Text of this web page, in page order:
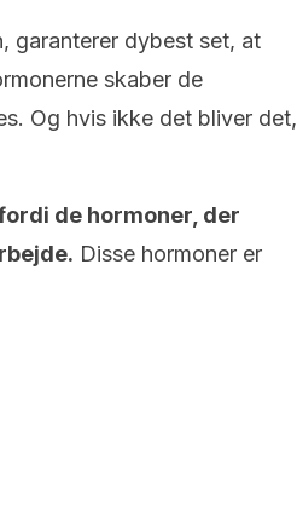
garanterer dybest set, at
skaber de
Og hvis ikke det bliver det,
de hormoner, der
Disse hormoner er